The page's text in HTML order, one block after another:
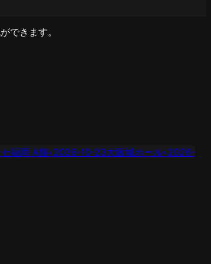
できます。
福岡 A館› 2026-10-23大阪城ホール› 2026-